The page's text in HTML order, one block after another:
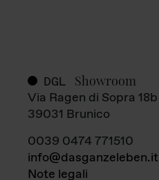
DGL Showroom
Via Ragen di Sopra 18b
39031 Brunico
0039 0474 771510
info@dasganzeleben.it
Note legali